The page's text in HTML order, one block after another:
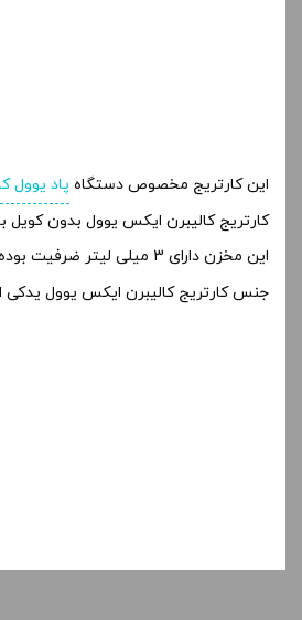
این کارتریج مخصوص دستگاه پاد یوول
کارتریج کالیبرن ایکس یوول بدون
این مخزن دارای 3 میلی لیتر ضرفیت بوده و از قسمت شیشه شفاف آن میتوانید میزان
جنس کارتریج کالیبرن ایکس یوول یدکی از جنس